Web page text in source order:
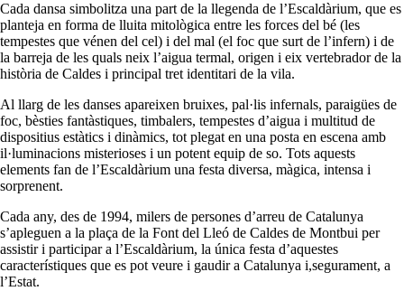
Cada dansa simbolitza una part de la llegenda de l’Escaldàrium, que es
planteja en forma de lluita mitològica entre les forces del bé (les
tempestes que vénen del cel) i del mal (el foc que surt de l’infern) i de
la barreja de les quals neix l’aigua termal, origen i eix vertebrador de la
història de Caldes i principal tret identitari de la vila.
Al llarg de les danses apareixen bruixes, pal·lis infernals, paraigües de
foc, bèsties fantàstiques, timbalers, tempestes d’aigua i multitud de
dispositius estàtics i dinàmics, tot plegat en una posta en escena amb
il·luminacions misterioses i un potent equip de so. Tots aquests
elements fan de l’Escaldàrium una festa diversa, màgica, intensa i
sorprenent.
Cada any, des de 1994, milers de persones d’arreu de Catalunya
s’apleguen a la plaça de la Font del Lleó de Caldes de Montbui per
assistir i participar a l’Escaldàrium, la única festa d’aquestes
característiques que es pot veure i gaudir a Catalunya i,segurament, a
l’Estat.